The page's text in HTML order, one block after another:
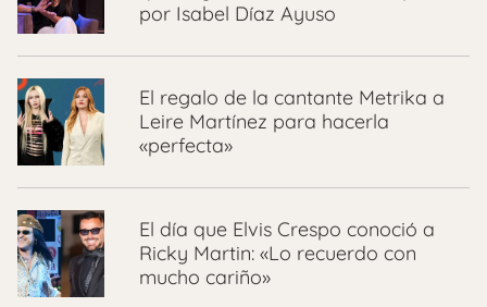
por Isabel Díaz Ayuso
El regalo de la cantante Metrika a
Leire Martínez para hacerla
«perfecta»
El día que Elvis Crespo conoció a
Ricky Martin: «Lo recuerdo con
mucho cariño»